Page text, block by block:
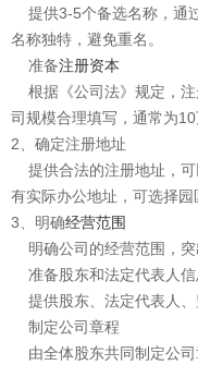
提供3-5个备选名称，通
名称独特，避免重名。
准备注册资本
根据《公司法》规定，注
司规模合理填写，通常为10
2、确定注册地址
提供合法的注册地址，可
有实际办公地址，可选择园
3、明确经营范围
明确公司的经营范围，突
准备股东和法定代表人信
提供股东、法定代表人、
制定公司章程
由全体股东共同制定公司